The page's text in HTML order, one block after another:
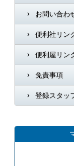
お問い合わ
便利社リン
便利屋リン
免責事項
登録スタッ